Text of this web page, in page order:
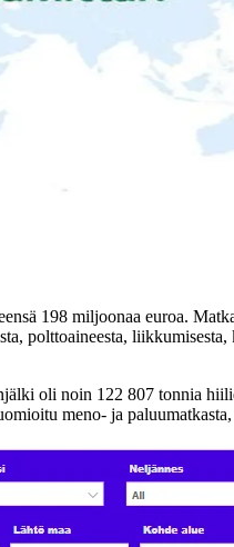
198 miljoonaa euroa.
polttoaineesta,
oli noin 122 807 tonnia
meno- ja